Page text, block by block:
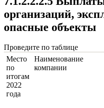
организаций,
опасные объекты
Проведите по таблице
Место
по
итогам
2022
года
Наименование
компании